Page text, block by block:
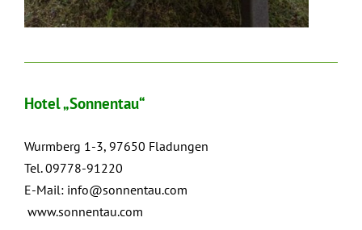
Hotel „Sonnentau“
Wurmberg 1-3, 97650 Fladungen
Tel. 09778-91220
E-Mail: info@sonnentau.com
www.sonnentau.com